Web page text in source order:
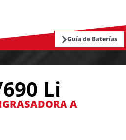
Guía de Baterías
Li
A